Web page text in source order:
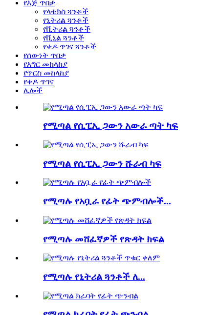
የእጅ ጥበቃ
የላቴክስ ጓንቶች
የኒትሪል ጓንቶች
የቪትሪል ጓንቶች
የቪኒል ጓንቶች
የቀዶ ጥገና ጓንቶች
የሰውነት ጥበቃ
የእግር መከላከያ
የጥርስ መከላከያ
የቀዶ ጥገና
ሌሎች
የሚጣል የሲፒኢ ጋውን አውራ ጣት ካፍ
የሚጣል የሲፒኢ ጋውን ሹራብ ካፍ
የሚጣሉ የአቧራ የፊት ጭምብሎች...
የሚጣሉ መሸፈኛዎች የጽዳት ክፍል
የሚጣሉ የኒትሪል ጓንቶች ለ...